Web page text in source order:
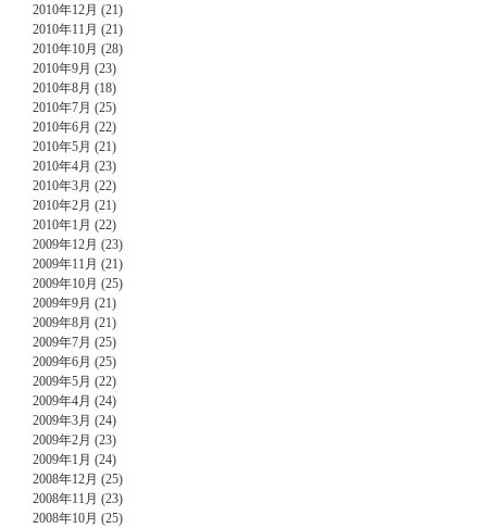
2010年12月 (21)
2010年11月 (21)
2010年10月 (28)
2010年9月 (23)
2010年8月 (18)
2010年7月 (25)
2010年6月 (22)
2010年5月 (21)
2010年4月 (23)
2010年3月 (22)
2010年2月 (21)
2010年1月 (22)
2009年12月 (23)
2009年11月 (21)
2009年10月 (25)
2009年9月 (21)
2009年8月 (21)
2009年7月 (25)
2009年6月 (25)
2009年5月 (22)
2009年4月 (24)
2009年3月 (24)
2009年2月 (23)
2009年1月 (24)
2008年12月 (25)
2008年11月 (23)
2008年10月 (25)